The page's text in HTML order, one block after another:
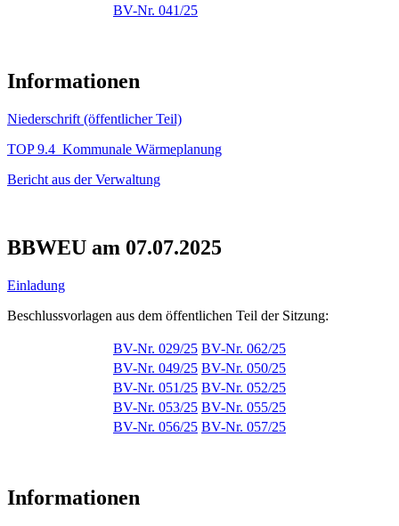
BV-Nr. 041/25
Informationen
Niederschrift (öffentlicher Teil)
TOP 9.4 Kommunale Wärmeplanung
Bericht aus der Verwaltung
BBWEU am 07.07.2025
Einladung
Beschlussvorlagen aus dem öffentlichen Teil der Sitzung:
BV-Nr. 029/25 BV-Nr. 062/25
BV-Nr. 049/25 BV-Nr. 050/25
BV-Nr. 051/25 BV-Nr. 052/25
BV-Nr. 053/25 BV-Nr. 055/25
BV-Nr. 056/25 BV-Nr. 057/25
Informationen